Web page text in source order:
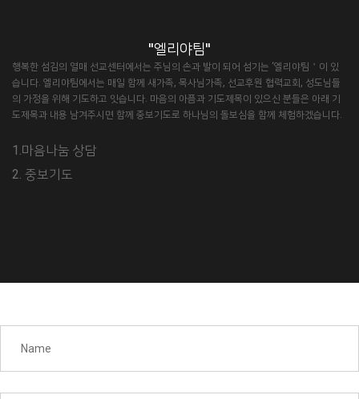
"엘리야팀"
행복한 섬김의 열매 선교센터에서는 주님의 손과 발이 되어 섬기는 ‘엘리야팀＇이 있
습니다. 엘리야팀에서는 매일 함께 새가족, 목사님가족, 선교후원 협력교회, 성도님들
의 가정을 위해 기도하고 잇습니다. 마음의 아픔과 기도제목이 있으신 분들은 아래 기
도제목과 내용 남겨주시면 함께 중보기도로 하나님의 돌보심을 함께 체험하겠습니다.
1.마음나눔 상담
2. 중보기도